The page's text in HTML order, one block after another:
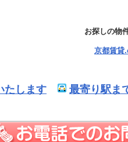
お探しの物
京都賃貸
たします 最寄り駅ま